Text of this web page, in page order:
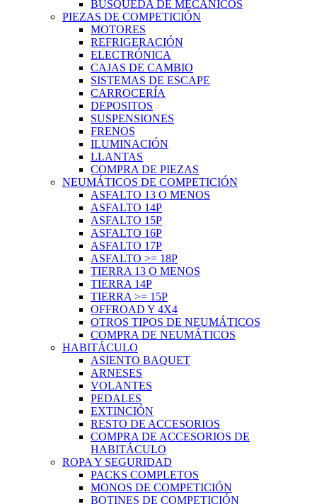
BÚSQUEDA DE MECÁNICOS
PIEZAS DE COMPETICIÓN
MOTORES
REFRIGERACIÓN
ELECTRÓNICA
CAJAS DE CAMBIO
SISTEMAS DE ESCAPE
CARROCERÍA
DEPOSITOS
SUSPENSIONES
FRENOS
ILUMINACIÓN
LLANTAS
COMPRA DE PIEZAS
NEUMÁTICOS DE COMPETICIÓN
ASFALTO 13 O MENOS
ASFALTO 14P
ASFALTO 15P
ASFALTO 16P
ASFALTO 17P
ASFALTO >= 18P
TIERRA 13 O MENOS
TIERRA 14P
TIERRA >= 15P
OFFROAD Y 4X4
OTROS TIPOS DE NEUMÁTICOS
COMPRA DE NEUMÁTICOS
HABITÁCULO
ASIENTO BAQUET
ARNESES
VOLANTES
PEDALES
EXTINCIÓN
RESTO DE ACCESORIOS
COMPRA DE ACCESORIOS DE
HABITÁCULO
ROPA Y SEGURIDAD
PACKS COMPLETOS
MONOS DE COMPETICIÓN
BOTINES DE COMPETICIÓN